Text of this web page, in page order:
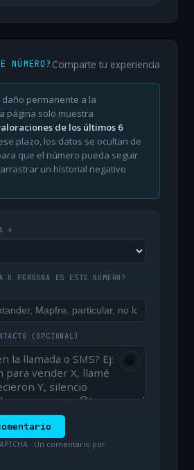
NÚMERO? Comparte tu experiencia
daño permanente a la
página solo muestra
de los últimos 6
plazo, los datos se ocultan de
que el número pueda seguir
un historial negativo
*
O PERSONA ES ESTE NÚMERO?
(OPCIONAL)
😀
· Un comentario por